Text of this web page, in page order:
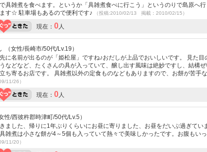
具雑煮を食べます。というか「具雑煮食べに行こう」というのりで島原へ
す☆ 駐車場もあるので便利です♪
（投稿:2010/02/13 掲載：2010/02/15）
現在： 0人
（女性/長崎市/50代/Lv.19）
に名前が出るのが「姫松屋」ですね♪おだしが上品でおいしいです。 見た
などなど、たくさんの具が入っていて、醸し出す風味は絶妙ですし、結構
ち寄るお店です。 具雑煮以外の定食ものなどもありますので、お餅が苦手
11/26）
現在： 0人
性/西彼杵郡時津町/50代/Lv.5）
ました、帰りに1年ぶりくらいにお昼に寄りました、お昼をだいぶ過ぎてい
雑煮は小さな餅が4～5個も入っていて熱々で美味しかったです。お腹もい
11/20）